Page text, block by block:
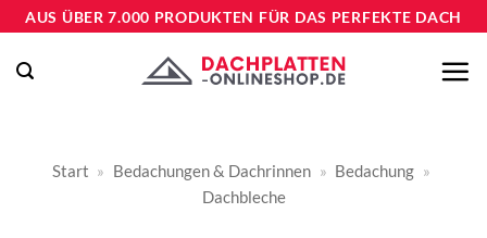
Zum
springen
AUS ÜBER 7.000 PRODUKTEN FÜR DAS PERFEKTE DACH
Start » Bedachungen & Dachrinnen » Bedachung »
Dachbleche